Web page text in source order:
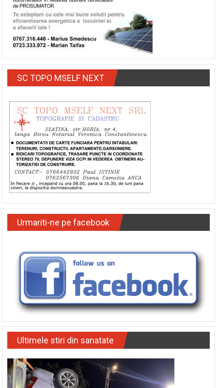
SC TOPO MSELF NEXT
Urmariti-ne pe facebook
Ultimele stiri din sanatate